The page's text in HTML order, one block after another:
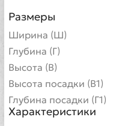
Размеры
Ширина (Ш)
Глубина (Г)
Высота (В)
Высота посадки (В1)
Глубина посадки (Г1)
Характеристики